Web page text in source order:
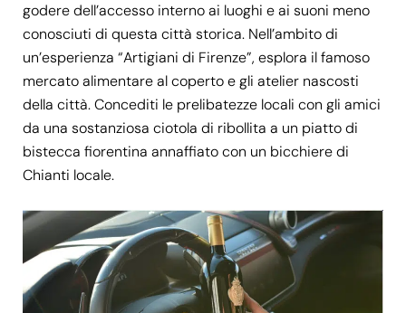
godere dell’accesso interno ai luoghi e ai suoni meno
conosciuti di questa città storica. Nell’ambito di
un’esperienza “Artigiani di Firenze”, esplora il famoso
mercato alimentare al coperto e gli atelier nascosti
della città. Concediti le prelibatezze locali con gli amici
da una sostanziosa ciotola di ribollita a un piatto di
bistecca fiorentina annaffiato con un bicchiere di
Chianti locale.